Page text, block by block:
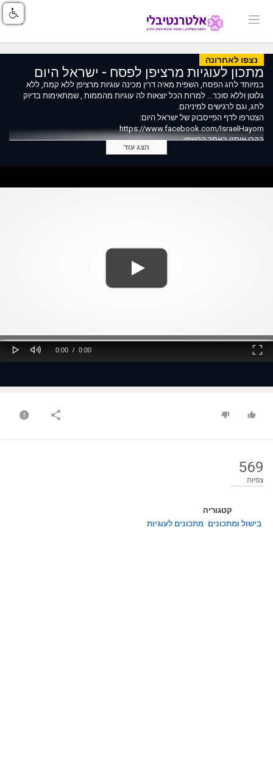
נצפו לאחרונה
מתכון לעוגיות מרציפן לפסח - ישראל היום
במיוחד לחג הפסח, השפית מאיה דרין מכינה עוגיות מרציפן ללא קמח, ללא
גלוטן וללא סוכר... למרות הכל יוצאות לה עוגיות מהממות , שמתאימות בדיוק
לחג, וגם לרגישים למיניהם.
הצטרפו לדף הפייסבוק של ישראל היום:
https://www.facebook.com/IsraelHayom
בקרו אותנו באתר הרשמי:
הצג עוד
Play Mute
Current
0:00 /
Duration
0:00
Fullscreen
569
צפיות
קטגוריה
בישול ומתכונים מתכונים לעוגיות